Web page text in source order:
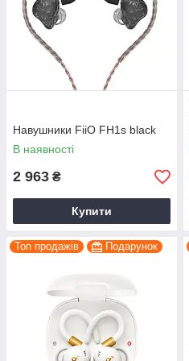
Навушники FiiO FH1s black
В наявності
2 963 ₴
Купити
Топ продажів Подарунок